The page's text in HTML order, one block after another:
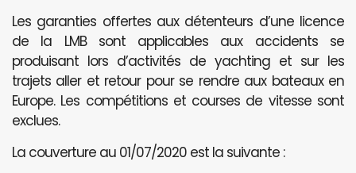
Les garanties offertes aux détenteurs d’une licence
de la LMB sont applicables aux accidents se
produisant lors d’activités de yachting et sur les
trajets aller et retour pour se rendre aux bateaux en
Europe. Les compétitions et courses de vitesse sont
exclues.
La couverture au 01/07/2020 est la suivante :